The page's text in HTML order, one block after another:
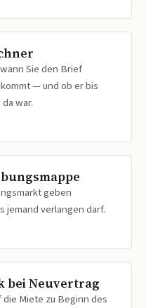
Sie den Brief
— und ob er bis
war.
geben
jemand verlangen darf.
bei Neuvertrag
Miete zu Beginn des